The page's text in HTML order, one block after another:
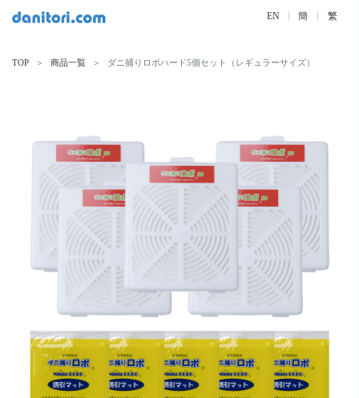
EN 簡 繁
TOP 商品一覧 ダニ捕りロボハード5個セット（レギュラーサイズ）